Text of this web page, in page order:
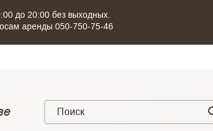
до 20:00 без выходных.
аренды 050-750-75-46